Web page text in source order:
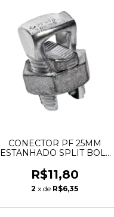
CONECTOR PF 25MM
ESTANHADO SPLIT BOLT
R$11,80
2 x de R$6,35